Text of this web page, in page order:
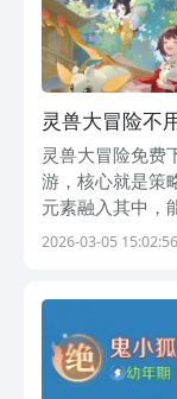
灵兽大冒险不
下载地址
灵兽大冒险免费
游，核心就是策
元素融入其中，
种方式培养自己
里...
2026-03-05 15:02:56